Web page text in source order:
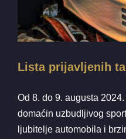
Lista prijavljenih
Od 8. do 9. augusta
domaćin uzbudljivog
ljubitelje automobila i